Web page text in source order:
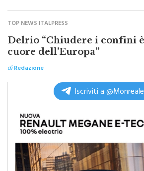
diRedazione
TOP NEWS ITALPRESS
Delrio “Chiudere i confini è
cuore dell’Europa”
di